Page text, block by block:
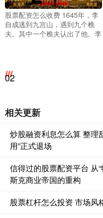
股票配资怎么收费 1645年，李
自成逃到九宫山，遇到九个樵
夫。其中一个樵夫认出了他。李
02
相关更新
炒股融资利息怎么算 整理
用”正式退场
信得过的股票配资平台 从
斯克商业帝国的重构
股票杠杆怎么投资 市场风